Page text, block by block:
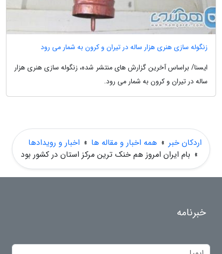
زنگوله سازی هنری هزار ساله در تیران و کرون به شمار می رود
ایسنا/ براساس آخرین گزارش های منتشر شده، زنگوله سازی هنری هزار
ساله در تیران و کرون به شمار می رود.
اردکان خبر » همه اخبار و مقاله ها » اخبار و رویدادها
» بام ایران امروز هم خنک ترین مرکز استان در کشور بود
خبرنامه